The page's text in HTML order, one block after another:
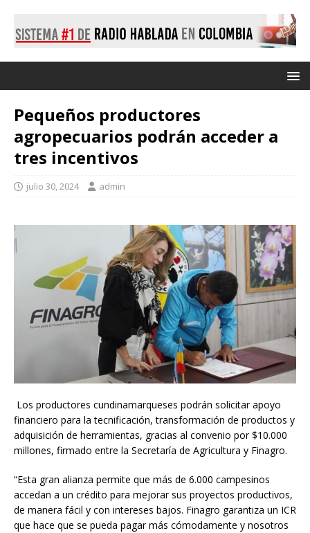
Pequeños productores
agropecuarios podrán acceder a
tres incentivos
julio 30, 2024 admin
Los productores cundinamarqueses podrán solicitar apoyo
financiero para la tecnificación, transformación de productos y
adquisición de herramientas, gracias al convenio por $10.000
millones, firmado entre la Secretaría de Agricultura y Finagro.
“Esta gran alianza permite que más de 6.000 campesinos
accedan a un crédito para mejorar sus proyectos productivos,
de manera fácil y con intereses bajos. Finagro garantiza un ICR
que hace que se pueda pagar más cómodamente y nosotros